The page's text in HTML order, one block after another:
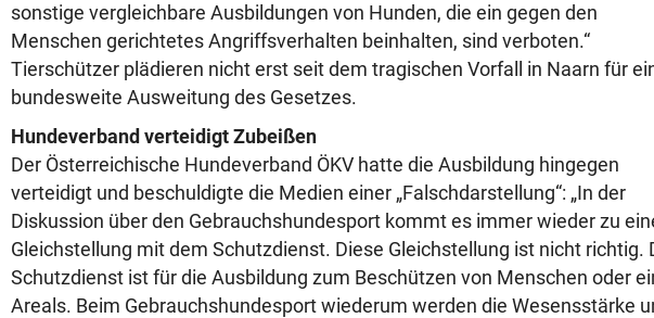
sonstige vergleichbare Ausbildungen von Hunden, die ein gegen den
Menschen gerichtetes Angriffsverhalten beinhalten, sind verboten.“
Tierschützer plädieren nicht erst seit dem tragischen Vorfall in Naarn für
bundesweite Ausweitung des Gesetzes.
Hundeverband verteidigt Zubeißen
Der Österreichische Hundeverband ÖKV hatte die Ausbildung hingegen
verteidigt und beschuldigte die Medien einer „Falschdarstellung“: „In der
Diskussion über den Gebrauchshundesport kommt es immer wieder zu
Gleichstellung mit dem Schutzdienst. Diese Gleichstellung ist nicht richtig.
Schutzdienst ist für die Ausbildung zum Beschützen von Menschen oder
Areals. Beim Gebrauchshundesport wiederum werden die Wesensstärke